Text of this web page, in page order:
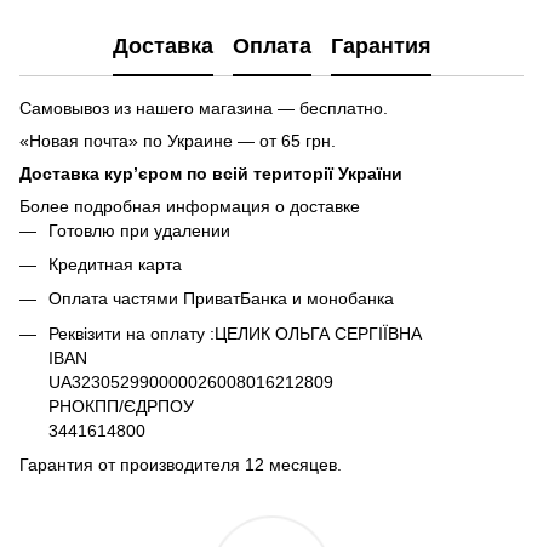
Доставка Оплата Гарантия
Самовывоз из нашего магазина — бесплатно.
«Новая почта» по Украине — от 65 грн.
Доставка кур’єром по всій території України
Более подробная информация о доставке
Готовлю при удалении
Кредитная карта
Оплата частями ПриватБанка и монобанка
Реквізити на оплату :ЦЕЛИК ОЛЬГА СЕРГІЇВНА
IBAN
UA323052990000026008016212809
РНОКПП/ЄДРПОУ
3441614800
Гарантия от производителя 12 месяцев.